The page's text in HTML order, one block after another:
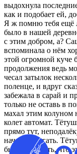
выдохнула
как и подобает ей,
Я ж помню тебя ещё
было в нашей
с этим добром, а?
вспоминала о нём
этой огромной
продолжения ведь
чесал затылок
поленце, и вдруг
забежала в сарай и
только не оставь в
махал этим колуном
колет автомат.
прямо тут,
начал помогать.
было говорить, что